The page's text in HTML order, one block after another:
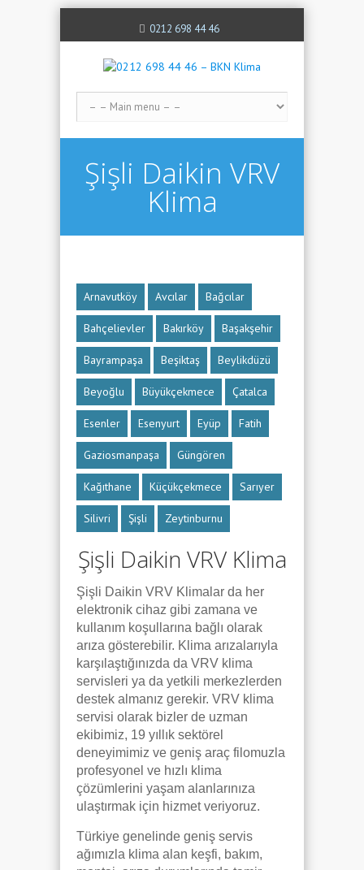
0212 698 44 46
Şişli Daikin VRV
Klima
Arnavutköy Avcılar Bağcılar
Bahçelievler Bakırköy Başakşehir
Bayrampaşa Beşiktaş Beylikdüzü
Beyoğlu Büyükçekmece Çatalca
Esenler Esenyurt Eyüp Fatih
Gaziosmanpaşa Güngören
Kağıthane Küçükçekmece Sarıyer
Silivri Şişli Zeytinburnu
Şişli Daikin VRV Klima
Şişli Daikin VRV Klimalar da her
elektronik cihaz gibi zamana ve
kullanım koşullarına bağlı olarak
arıza gösterebilir. Klima arızalarıyla
karşılaştığınızda da VRV klima
servisleri ya da yetkili merkezlerden
destek almanız gerekir. VRV klima
servisi olarak bizler de uzman
ekibimiz, 19 yıllık sektörel
deneyimimiz ve geniş araç filomuzla
profesyonel ve hızlı klima
çözümlerini yaşam alanlarınıza
ulaştırmak için hizmet veriyoruz.
Türkiye genelinde geniş servis
ağımızla klima alan keşfi, bakım,